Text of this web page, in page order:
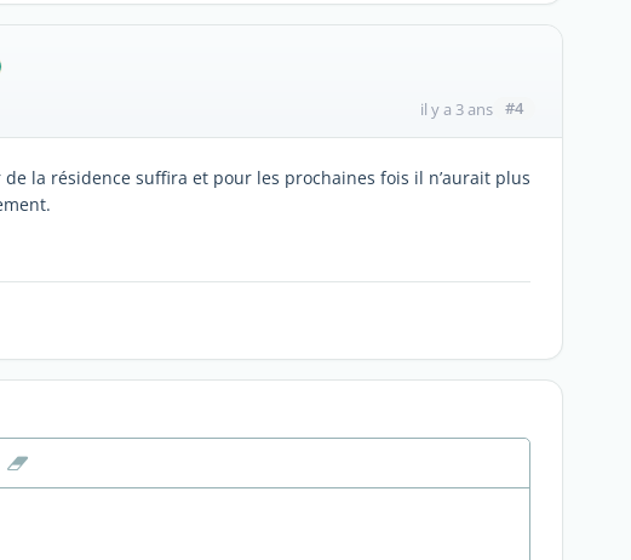
il y a 3 ans #4
la résidence suffira et pour les prochaines fois il n’aurait plus